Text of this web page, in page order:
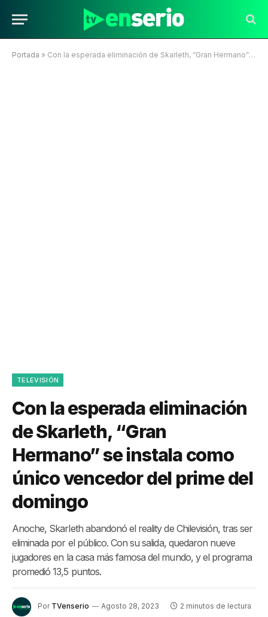
Portada » Con la esperada eliminación de Skarleth, “Gran Hermano” se instala como único vencedor del prime del domingo
TELEVISIÓN
Con la esperada eliminación
de Skarleth, “Gran
Hermano” se instala como
único vencedor del prime del
domingo
Anoche, Skarleth abandonó el reality de Chilevisión, tras ser
eliminada por el público. Con su salida, quedaron nueve
jugadores en la casa más famosa del mundo, y el programa
promedió 13,5 puntos.
Por TVenserio Agosto 28, 2023 2 minutos de lectura